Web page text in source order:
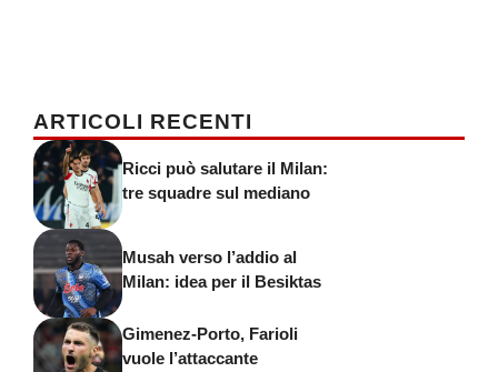
ARTICOLI RECENTI
Ricci può salutare il Milan:
tre squadre sul mediano
Musah verso l’addio al
Milan: idea per il Besiktas
Gimenez-Porto, Farioli
vuole l’attaccante